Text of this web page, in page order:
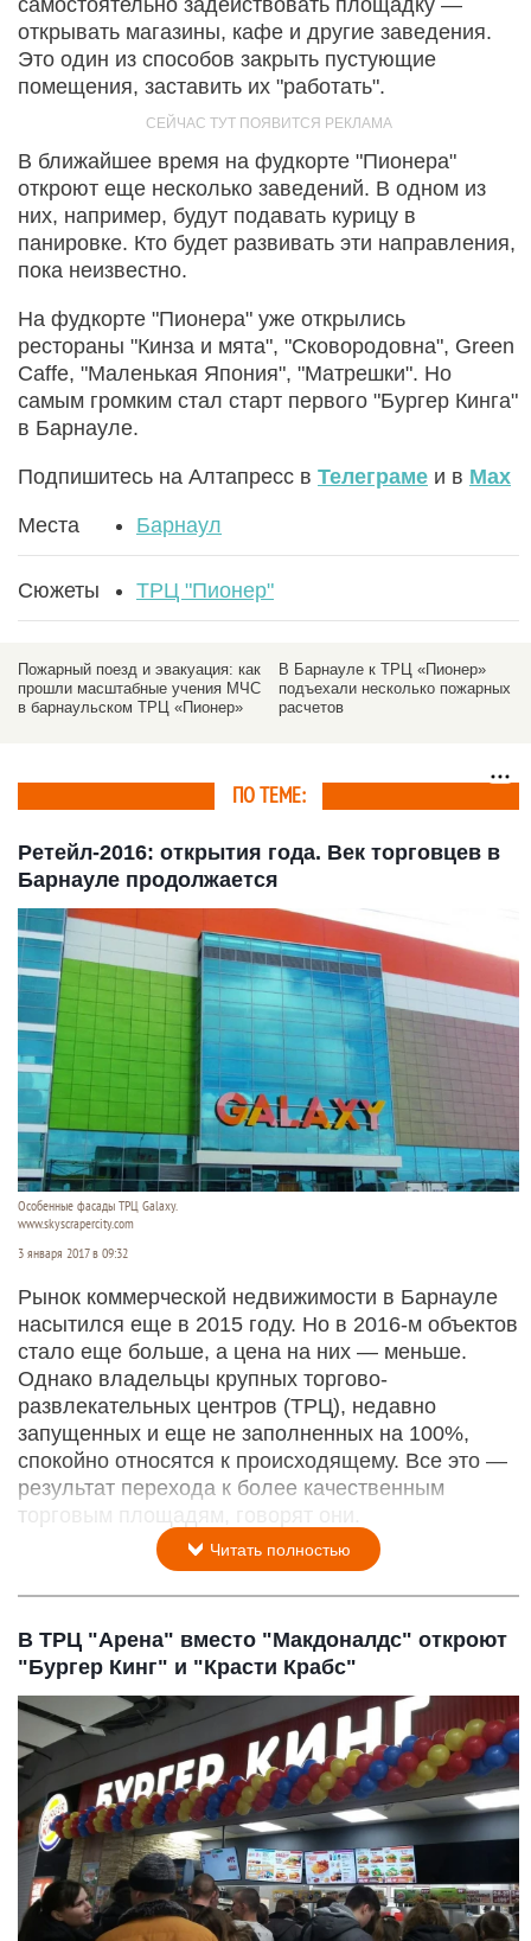
открывать магазины, кафе и другие заведения.
Это один из способов закрыть пустующие
помещения, заставить их "работать".
В ближайшее время на фудкорте "Пионера"
откроют еще несколько заведений. В одном из
них, например, будут подавать курицу в
панировке. Кто будет развивать эти направления,
пока неизвестно.
На фудкорте "Пионера" уже открылись
рестораны "Кинза и мята", "Сковородовна", Green
Caffe, "Маленькая Япония", "Матрешки". Но
самым громким стал старт первого "Бургер Кинга"
в Барнауле.
Подпишитесь на Алтапресс в Телеграме и в Max
Места Барнаул
Сюжеты ТРЦ "Пионер"
Пожарный поезд и эвакуация: как
прошли масштабные учения МЧС
в барнаульском ТРЦ «Пионер»
В Барнауле к ТРЦ «Пионер»
подъехали несколько пожарных
расчетов
ПО ТЕМЕ:
Ретейл-2016: открытия года. Век торговцев в
Барнауле продолжается
Особенные фасады ТРЦ Galaxy.
www.skyscrapercity.com
3 января 2017 в 09:32
Рынок коммерческой недвижимости в Барнауле
насытился еще в 2015 году. Но в 2016-м объектов
стало еще больше, а цена на них — меньше.
Однако владельцы крупных торгово-
развлекательных центров (ТРЦ), недавно
запущенных и еще не заполненных на 100%,
спокойно относятся к происходящему. Все это —
результат перехода к более качественным
торговым площадям, говорят они.
Читать полностью
В ТРЦ "Арена" вместо "Макдоналдс" откроют
"Бургер Кинг" и "Красти Крабс"